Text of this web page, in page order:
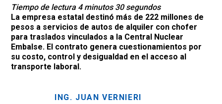
Tiempo de lectura 4 minutos 30 segundos
La empresa estatal destinó más de 222 millones de
pesos a servicios de autos de alquiler con chofer
para traslados vinculados a la Central Nuclear
Embalse. El contrato genera cuestionamientos por
su costo, control y desigualdad en el acceso al
transporte laboral.
ING. JUAN VERNIERI